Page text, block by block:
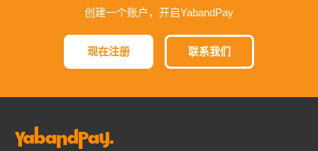
创建一个账户，开启YabandPay
现在注册 联系我们